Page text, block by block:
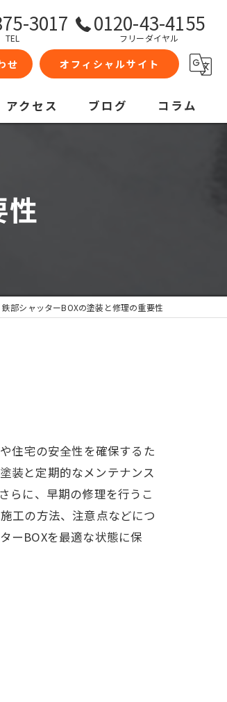
3017
TEL
0120-43-4155
フリーダイヤル
せ オフィシャルサイト
アクセス ブログ コラム
鉄部シャッターBOXの塗装と修理の重要性
住宅の安全性を確保するた
装と定期的なメンテナンス
らに、早期の修理を行うこ
工の方法、注意点などにつ
ーBOXを最適な状態に保